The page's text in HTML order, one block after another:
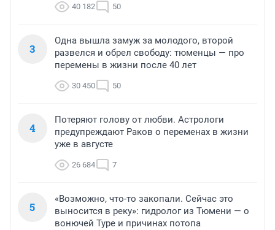
40 182 50
3
Одна вышла замуж за молодого, второй
развелся и обрел свободу: тюменцы — про
перемены в жизни после 40 лет
30 450 50
4
Потеряют голову от любви. Астрологи
предупреждают Раков о переменах в жизни
уже в августе
26 684 7
5
«Возможно, что-то закопали. Сейчас это
выносится в реку»: гидролог из Тюмени — о
вонючей Туре и причинах потопа